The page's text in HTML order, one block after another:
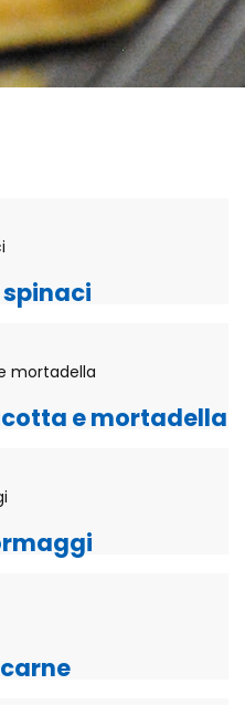
e mortadella